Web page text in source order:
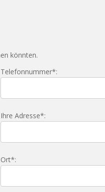
könnten.
Telefonnummer*:
Ihre Adresse*:
Ort*: